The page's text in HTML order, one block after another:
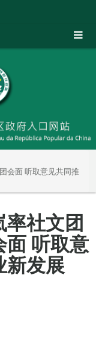
会面 听取意见共同推
社文团
面 听取意
新发展